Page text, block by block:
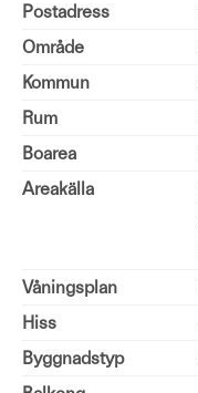
Postadress
Område
Kommun
Rum
Boarea
Areakälla
Våningsplan
Hiss
Byggnadstyp